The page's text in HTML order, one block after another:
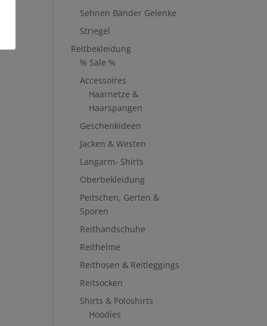
Sehnen Bänder Gelenke
Striegel
Reitbekleidung
% Sale %
Accessoires
Haarnetze &
Haarspangen
Geschenkideen
Jacken & Westen
Langarm- Shirts
Oberbekleidung
Peitschen, Gerten &
Sporen
Reithandschuhe
Reithelme
Reithosen & Reitleggings
Reitsocken
Shirts & Poloshirts
Hoodies